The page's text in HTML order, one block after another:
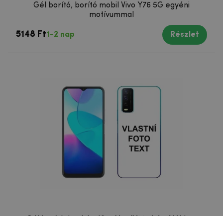
Gél borító, borító mobil Vivo Y76 5G egyéni
motívummal
5148 Ft1-2 nap Részlet